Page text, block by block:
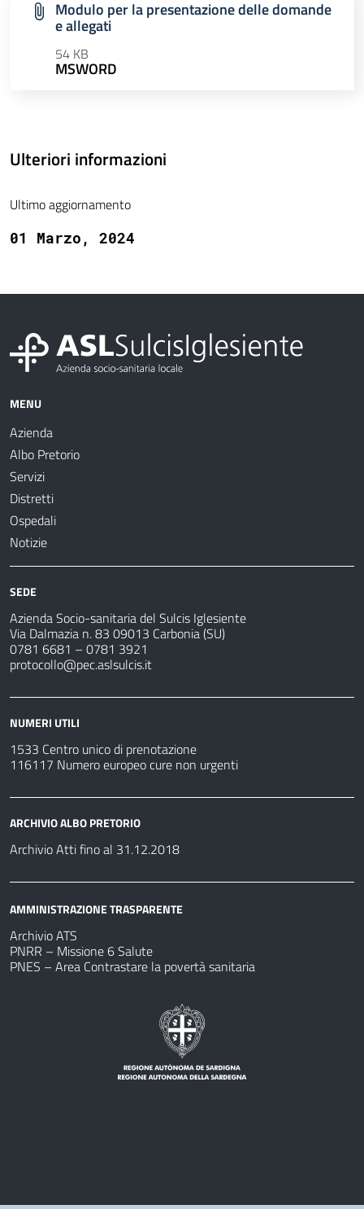
Modulo per la presentazione delle domande
e allegati
54 KB
MSWORD
Ulteriori informazioni
Ultimo aggiornamento
01 Marzo, 2024
MENU
Azienda
Albo Pretorio
Servizi
Distretti
Ospedali
Notizie
SEDE
Azienda Socio-sanitaria del Sulcis Iglesiente
Via Dalmazia n. 83 09013 Carbonia (SU)
0781 6681 – 0781 3921
protocollo@pec.aslsulcis.it
NUMERI UTILI
1533 Centro unico di prenotazione
116117 Numero europeo cure non urgenti
ARCHIVIO ALBO PRETORIO
Archivio Atti fino al 31.12.2018
AMMINISTRAZIONE TRASPARENTE
Archivio ATS
PNRR – Missione 6 Salute
PNES – Area Contrastare la povertà sanitaria